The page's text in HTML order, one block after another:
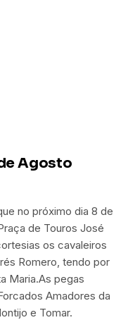
Agosto
no próximo dia 8 de
de Touros José
os cavaleiros
Romero, tendo por
Maria.As pegas
Amadores da
e Tomar.